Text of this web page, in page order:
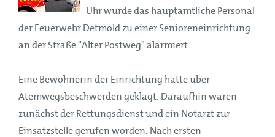
Uhr wurde das hauptamtliche Personal
der Feuerwehr Detmold zu einer Senioreneinrichtung
an der Straße "Alter Postweg" alarmiert.
Eine Bewohnerin der Einrichtung hatte über
Atemwegsbeschwerden geklagt. Daraufhin waren
zunächst der Rettungsdienst und ein Notarzt zur
Einsatzstelle gerufen worden. Nach ersten